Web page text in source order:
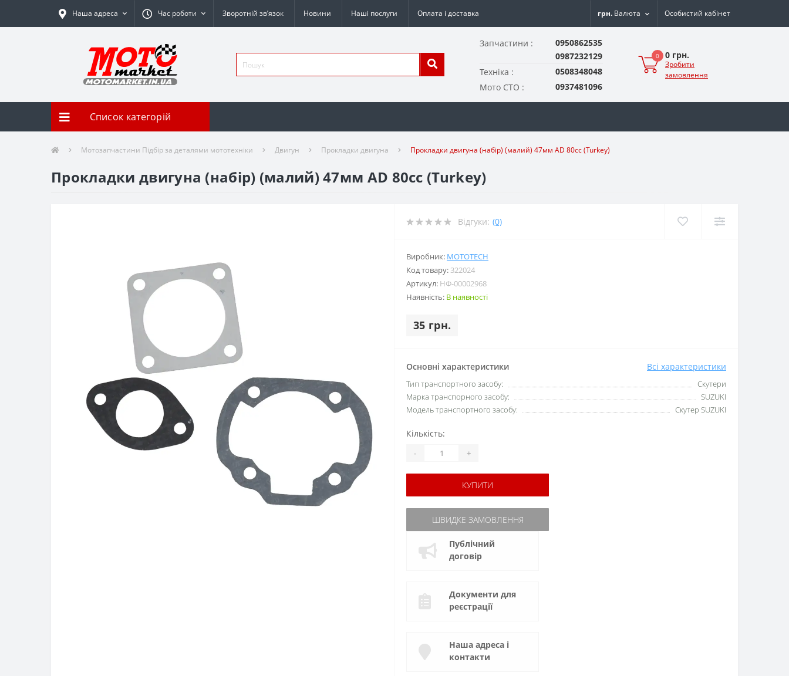
Наша адреса Час роботи Зворотній зв’язок Новини Наші послуги Оплата і доставка грн. Валюта Особистий кабінет
Запчастини :
0950862535
0987232129
Техніка :
0508348048
Мото СТО :
0937481096
0 0 грн.
Зробити
замовлення
Список категорій
Мотозапчастини Підбір за деталями мототехніки Двигун Прокладки двигуна Прокладки двигуна (набір) (малий) 47мм AD 80сс (Turkey)
Прокладки двигуна (набір) (малий) 47мм AD 80сс (Turkey)
Відгуки: (0)
Виробник: MOTOTECH
Код товару: 322024
Артикул: НФ-00002968
Наявність: В наявності
35 грн.
Основні характеристики Всі характеристики
Тип транспортного засобу:
Скутери
Марка транспорного засобу:
SUZUKI
Модель транспортного засобу:
Скутер SUZUKI
Кількість:
- +
КУПИТИ
ШВИДКЕ ЗАМОВЛЕННЯ
Публічний
договір
Документи для
реєстрації
Наша адреса і
контакти